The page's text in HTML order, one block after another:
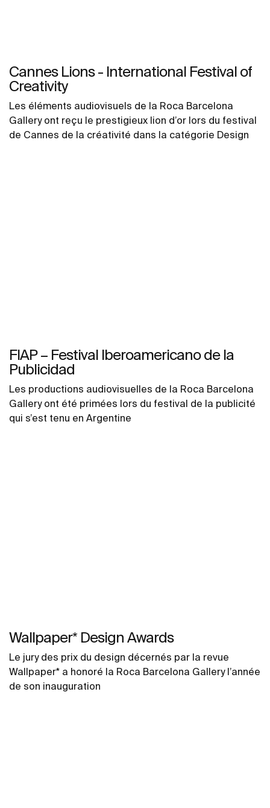
Cannes Lions - International Festival of
Creativity
Les éléments audiovisuels de la Roca Barcelona
Gallery ont reçu le prestigieux lion d’or lors du festival
de Cannes de la créativité dans la catégorie Design
FIAP – Festival Iberoamericano de la
Publicidad
Les productions audiovisuelles de la Roca Barcelona
Gallery ont été primées lors du festival de la publicité
qui s’est tenu en Argentine
Wallpaper* Design Awards
Le jury des prix du design décernés par la revue
Wallpaper* a honoré la Roca Barcelona Gallery l’année
de son inauguration